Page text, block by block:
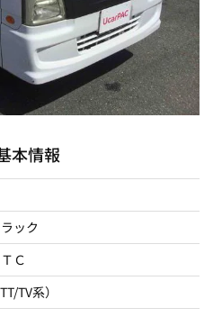
本情報
ック
Ｃ
TV系）